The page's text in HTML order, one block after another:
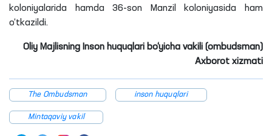
koloniyalarida hamda 36-son Manzil koloniyasida ham
o‘tkazildi.
Oliy Majlisning Inson huquqlari bo‘yicha vakili (ombudsman)
Axborot xizmati
The Ombudsman inson huquqlari
Mintaqaviy vakil